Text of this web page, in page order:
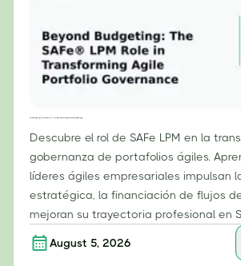
Descubre el rol de SAFe LPM en la
gobernanza de portafolios ágiles.
líderes ágiles empresariales impulsan
estratégica, la financiación de flujos
mejoran su trayectoria profesional en
August 5, 2026